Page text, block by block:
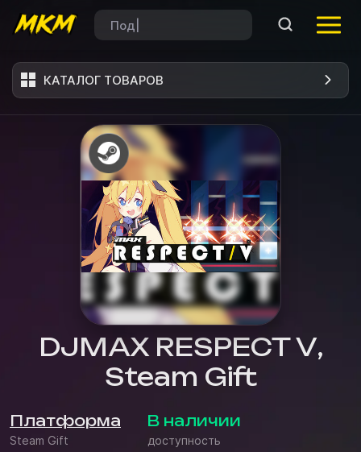
КАТАЛОГ ТОВАРОВ
DJMAX RESPECT V,
Steam Gift
Платформа
Steam Gift
В наличии
доступность